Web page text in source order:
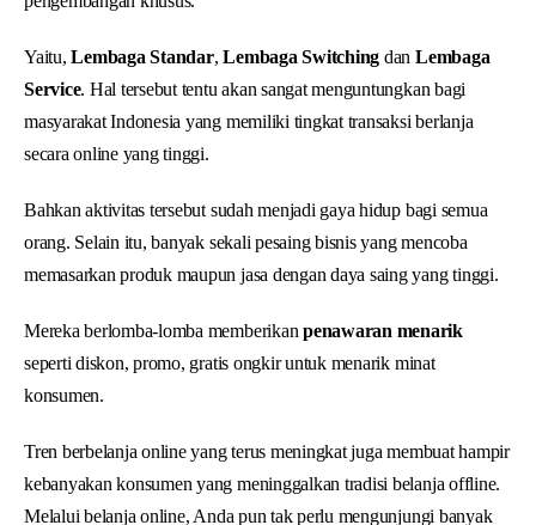
Yaitu,Lembaga Standar,Lembaga Switching dan Lembaga
Service. Hal tersebut tentu akan sangat menguntungkan bagi
masyarakat Indonesia yang memiliki tingkat transaksi berlanja
secara online yang tinggi.
Bahkan aktivitas tersebut sudah menjadi gaya hidup bagi semua
orang. Selain itu, banyak sekali pesaing bisnis yang mencoba
memasarkan produk maupun jasa dengan daya saing yang tinggi.
Mereka berlomba-lomba memberikanpenawaran menarik
seperti diskon, promo, gratis ongkir untuk menarik minat
konsumen.
Tren berbelanja online yang terus meningkat juga membuat hampir
kebanyakan konsumen yang meninggalkan tradisi belanja offline.
Melalui belanja online, Anda pun tak perlu mengunjungi banyak